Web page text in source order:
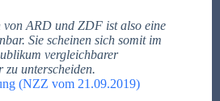
von ARD und ZDF ist also eine
Sie scheinen sich somit im
vergleichbarer
zu unterscheiden.
(NZZ vom 21.09.2019)